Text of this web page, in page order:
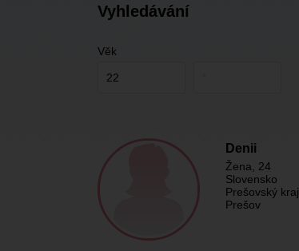
Vyhledávání
Věk
Denii
Žena , 24
Slovensko
Prešovský kraj
Prešov